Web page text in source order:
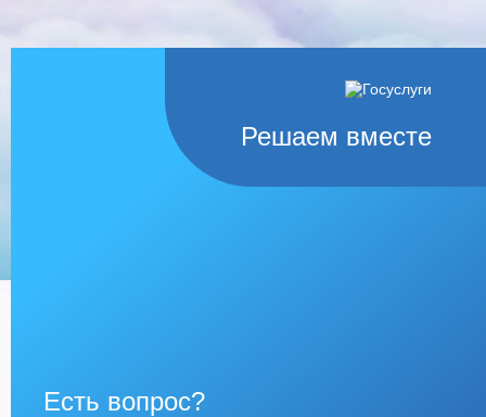
Решаем вместе
Есть вопрос?